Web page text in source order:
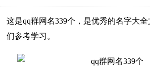
这是qq群网名339个，是优秀的名字大
们参考学习。